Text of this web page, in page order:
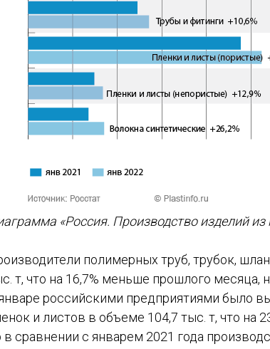
«Россия. Производство изделий
полимерных труб, трубок,
т, что на 16,7% меньше прошлого месяца,
российскими предприятиями было
и листов в объеме 104,7 тыс. т, что на
в сравнении с январем 2021 года